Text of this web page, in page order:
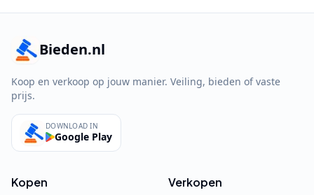
Bieden.nl
Koop en verkoop op jouw manier. Veiling, bieden of vaste
prijs.
DOWNLOAD IN
Google Play
Kopen Verkopen